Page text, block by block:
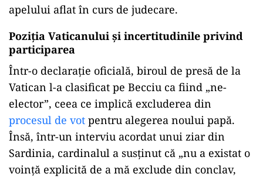
apelului aflat în curs de judecare.
Poziția Vaticanului și incertitudinile privind
participarea
Într-o declarație oficială, biroul de presă de la
Vatican l-a clasificat pe Becciu ca fiind „ne-
elector”, ceea ce implică excluderea din
procesul de vot pentru alegerea noului papă.
Însă, într-un interviu acordat unui ziar din
Sardinia, cardinalul a susținut că „nu a existat o
voință explicită de a mă exclude din conclav,